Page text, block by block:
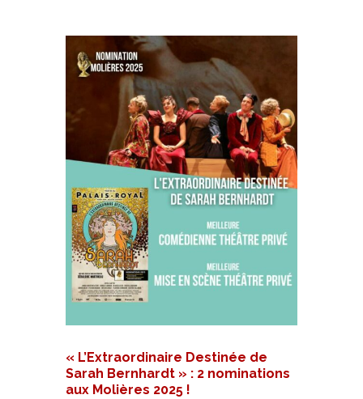
« L’Extraordinaire Destinée de
Sarah Bernhardt » : 2 nominations
aux Molières 2025 !